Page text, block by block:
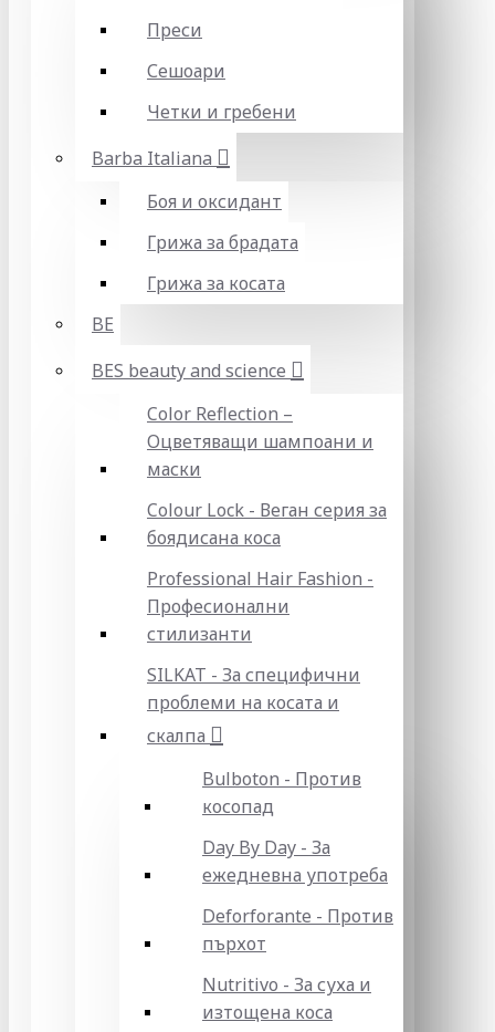
Преси
Сешоари
Четки и гребени
Barba Italiana
Боя и оксидант
Грижа за брадата
Грижа за косата
BE
BES beauty and science
Color Reflection –
Оцветяващи шампоани и
маски
Colour Lock - Веган серия за
боядисана коса
Professional Hair Fashion -
Професионални
стилизанти
SILKAT - За специфични
проблеми на косата и
скалпа
Bulboton - Против
косопад
Day By Day - За
ежедневна употреба
Deforforante - Против
пърхот
Nutritivo - За суха и
изтощена коса